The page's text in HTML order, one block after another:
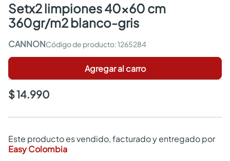
setx2 limpiones 40x60 cm
360gr/m2 blanco-gris
CANNON :1265284
Agregar al carro
$ 14.990
Este producto es vendido, facturado y entregado por
Easy Colombia